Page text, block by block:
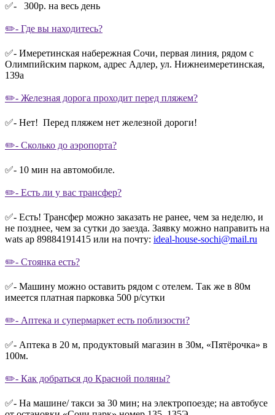
✅- 300р. на весь день
✏️- Где вы находитесь?
✅- Имеретинская набережная Сочи, первая линия, рядом с
Олимпийским парком, адрес Адлер, ул. Нижнеимеретинская,
139а
✏️- Железная дорога проходит перед пляжем?
✅- Нет! Перед пляжем нет железной дороги!
✏️- Сколько до аэропорта?
✅- 10 мин на автомобиле.
✏️- Есть ли у вас трансфер?
✅- Есть! Трансфер можно заказать не ранее, чем за неделю, и
не позднее, чем за сутки до заезда. Заявку можно направить на
wats ap 89884191415 или на почту: ideal-house-sochi@mail.ru
✏️- Стоянка есть?
✅- Машину можно оставить рядом с отелем. Так же в 80м
имеется платная парковка 500 р/сутки
✏️- Аптека и супермаркет есть поблизости?
✅- Аптека в 20 м, продуктовый магазин в 30м, «Пятёрочка» в
100м.
✏️- Как добраться до Красной поляны?
✅- На машине/ такси за 30 мин; на электропоезде; на автобусе